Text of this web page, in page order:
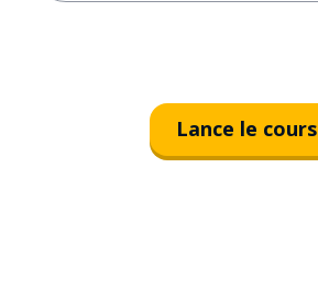
Lance le cours